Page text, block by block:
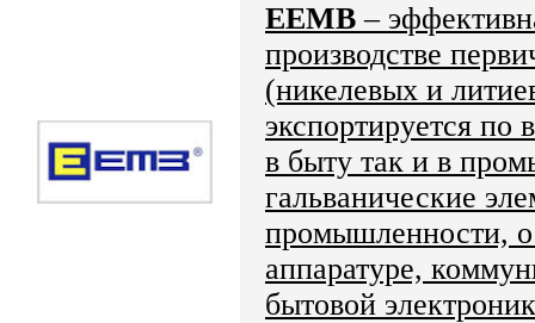
EEMB –
производстве
(никелевых и
экспортируется по
в быту так и в
гальванические
промышленности,
аппаратуре,
бытовой